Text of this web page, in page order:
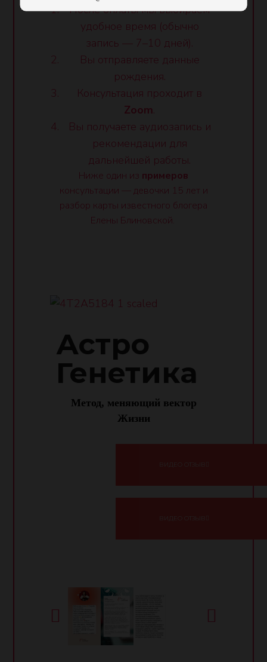
После оплаты мы выбираем
удобное время (обычно
запись — 7–10 дней).
Вы отправляете данные
рождения.
Консультация проходит в
Zoom.
Вы получаете аудиозапись и
рекомендации для
дальнейшей работы.
Ниже один из примеров
консультации — девочки 15 лет и
разбор карты известного блогера
Елены Блиновской.
Астро
Генетика
Метод, меняющий вектор
Жизни
ВИДЕО ОТЗЫВ
ВИДЕО ОТЗЫВ